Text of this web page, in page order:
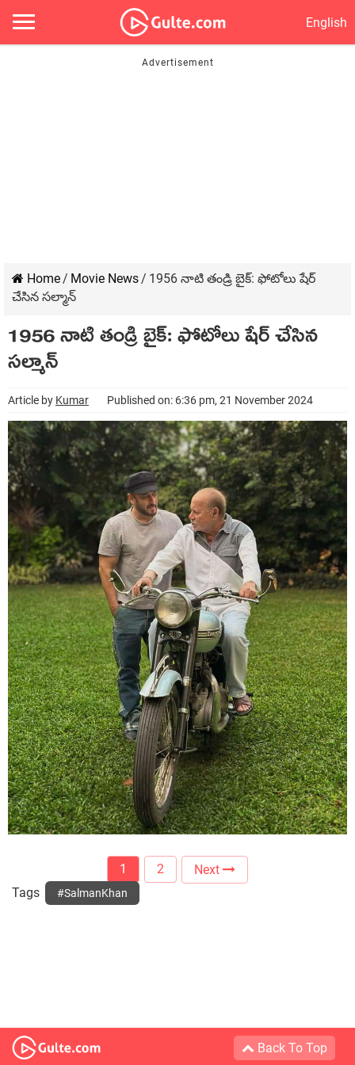
English
Home/ Movie News/ 1956 నాటి తండ్రి బైక్: ఫోటోలు షేర్
చేసిన సల్మాన్
1956 నాటి తండ్రి బైక్: ఫోటోలు షేర్ చేసిన
సల్మాన్
Article by Kumar Published on: 6:36 pm, 21 November 2024
1 2
Next
Tags
#SalmanKhan
Back To Top